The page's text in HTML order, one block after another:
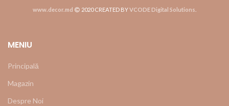
www.decor.md 2020 CREATED BYVCODE Digital Solutions
MENIU
Principală
Magazin
Despre Noi